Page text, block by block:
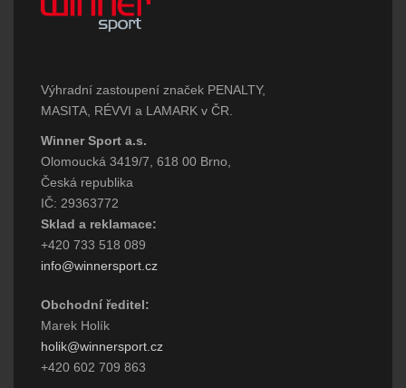
Výhradní zastoupení značek PENALTY,
MASITA, RÉVVI a LAMARK v ČR.
Winner Sport a.s.
Olomoucká 3419/7, 618 00 Brno,
Česká republika
IČ: 29363772
Sklad a reklamace:
+420 733 518 089
info@winnersport.cz
Obchodní ředitel:
Marek Holík
holik@winnersport.cz
+420 602 709 863